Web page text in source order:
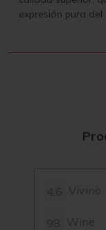
expresión pura
Vivino
Wine